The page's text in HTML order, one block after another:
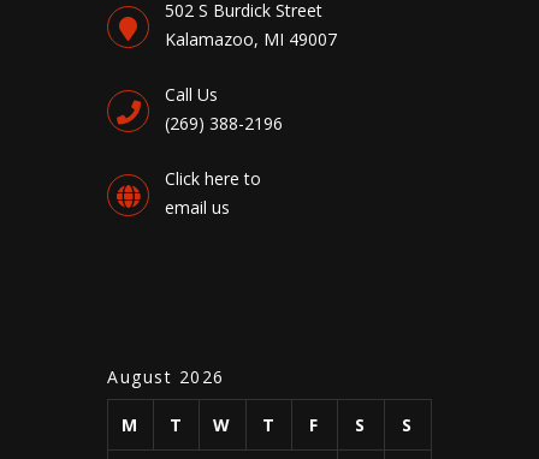
502 S Burdick Street
Kalamazoo, MI 49007
Call Us
(269) 388-2196
Click here to
email us
August 2026
M T W T F S S